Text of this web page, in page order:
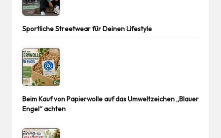
Sportliche Streetwear für Deinen Lifestyle
Beim Kauf von Papierwolle auf das Umweltzeichen „Blauer
Engel“ achten